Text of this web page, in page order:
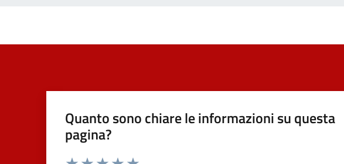
Quanto sono chiare le informazioni su questa
pagina?
Valuta da 1 a 5 stelle la pagina